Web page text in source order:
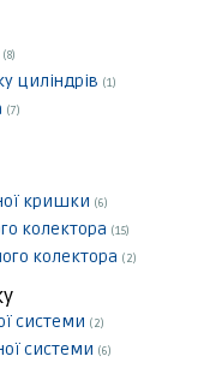
(8)
циліндрів (1)
(7)
кришки (6)
колектора (15)
колектора (2)
системи (2)
системи (6)